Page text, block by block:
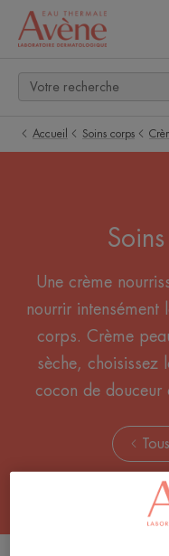
Accueil Soins corps
Une crème
nourrir intensément
corps. Crème
sèche, choisissez
cocon de douceur